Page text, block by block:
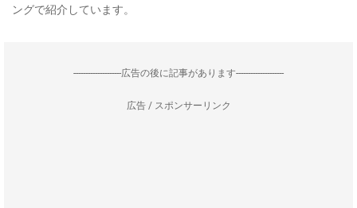
ングで紹介しています。
--------------------広告の後に記事があります--------------------
広告 / スポンサーリンク